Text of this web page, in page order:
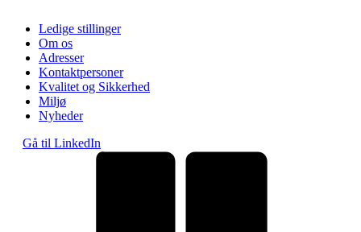
Ledige stillinger
Om os
Adresser
Kontaktpersoner
Kvalitet og Sikkerhed
Miljø
Nyheder
Gå til LinkedIn